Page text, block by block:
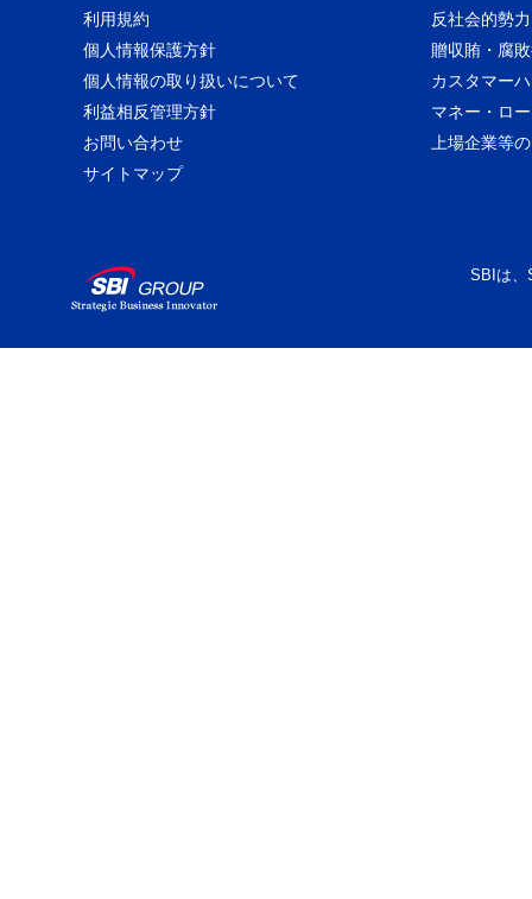
利用規約
反社会的勢
個人情報保護方針
贈収賄・腐
個人情報の取り扱いについて
カスタマー
利益相反管理方針
マネー・ロ
お問い合わせ
上場企業等
サイトマップ
SBIは、